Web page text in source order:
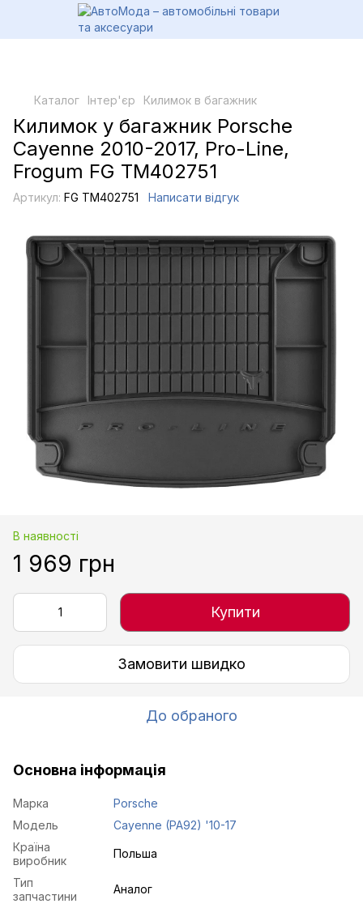
Каталог Інтер'єр Килимок в багажник
Килимок у багажник Porsche
Cayenne 2010-2017, Pro-Line,
Frogum FG TM402751
Артикул: FG TM402751 Написати відгук
В наявності
1 969 грн
Купити
Замовити швидко
До обраного
Основна інформація
Марка
Porsche
Модель
Cayenne (PA92) '10-17
Країна
виробник
Польша
Тип
запчастини
Аналог